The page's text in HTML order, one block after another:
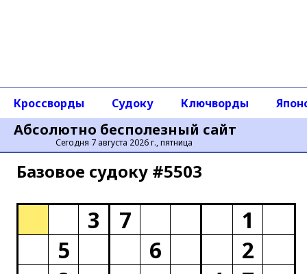
Абсолютно бесполезный сайт
Сегодня 7 августа 2026 г., пятница
Кроссворды Судоку Ключворды
Базовое cудоку #5503
3 7
1
5
6
2